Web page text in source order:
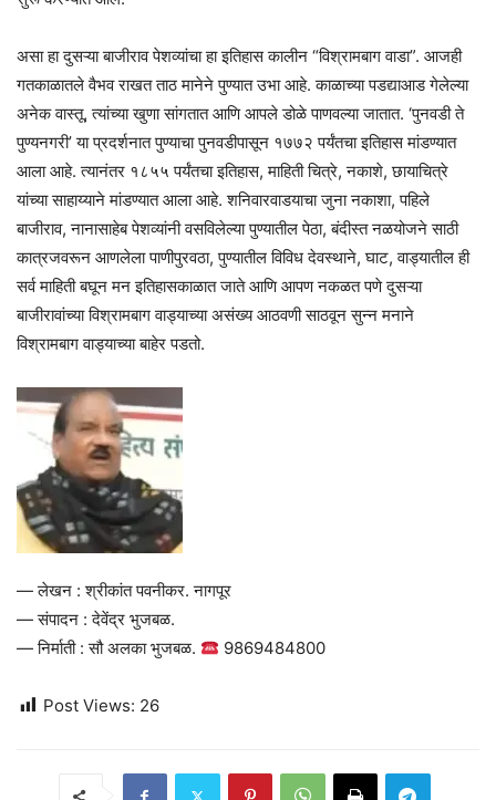
असा हा दुसऱ्या बाजीराव पेशव्यांचा हा इतिहास कालीन “विश्रामबाग वाडा”. आजही
गतकाळातले वैभव राखत ताठ मानेने पुण्यात उभा आहे. काळाच्या पडद्याआड गेलेल्या
अनेक वास्तू, त्यांच्या खुणा सांगतात आणि आपले डोळे पाणवल्या जातात. ‘पुनवडी ते
पुण्यनगरी’ या प्रदर्शनात पुण्याचा पुनवडीपासून १७७२ पर्यंतचा इतिहास मांडण्यात
आला आहे. त्यानंतर १८५५ पर्यंतचा इतिहास, माहिती चित्रे, नकाशे, छायाचित्रे
यांच्या साहाय्याने मांडण्यात आला आहे. शनिवारवाडयाचा जुना नकाशा, पहिले
बाजीराव, नानासाहेब पेशव्यांनी वसविलेल्या पुण्यातील पेठा, बंदीस्त नळयोजने साठी
कात्रजवरून आणलेला पाणीपुरवठा, पुण्यातील विविध देवस्थाने, घाट, वाड्यातील ही
सर्व माहिती बघून मन इतिहासकाळात जाते आणि आपण नकळत पणे दुसऱ्या
बाजीरावांच्या विश्रामबाग वाड्याच्या असंख्य आठवणी साठवून सुन्न मनाने
विश्रामबाग वाड्याच्या बाहेर पडतो.
— लेखन : श्रीकांत पवनीकर. नागपूर
— संपादन : देवेंद्र भुजबळ.
— निर्माती : सौ अलका भुजबळ.
9869484800
Post Views: 26